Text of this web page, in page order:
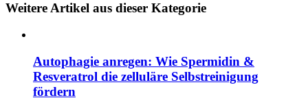
Weitere Artikel aus dieser Kategorie
Autophagie anregen: Wie Spermidin &
Resveratrol die zelluläre Selbstreinigung
fördern